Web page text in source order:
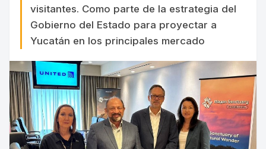
visitantes. Como parte de la estrategia del
Gobierno del Estado para proyectar a
Yucatán en los principales mercado